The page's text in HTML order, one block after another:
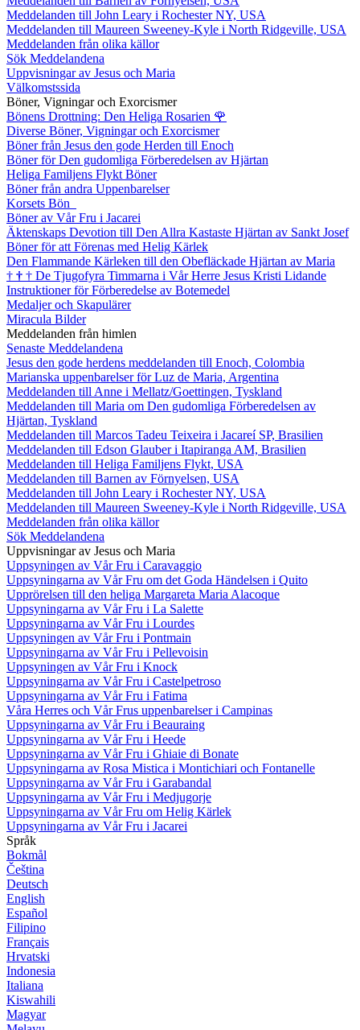
Meddelanden till John Leary i Rochester NY, USA
Meddelanden till Maureen Sweeney-Kyle i North Ridgeville, USA
Meddelanden från olika källor
Sök Meddelandena
Uppvisningar av Jesus och Maria
Välkomstssida
Böner, Vigningar och Exorcismer
Bönens Drottning: Den Heliga Rosarien 🌹
Diverse Böner, Vigningar och Exorcismer
Böner från Jesus den gode Herden till Enoch
Böner för Den gudomliga Förberedelsen av Hjärtan
Heliga Familjens Flykt Böner
Böner från andra Uppenbarelser
Korsets Bön
Böner av Vår Fru i Jacarei
Äktenskaps Devotion till Den Allra Kastaste Hjärtan av Sankt Josef
Böner för att Förenas med Helig Kärlek
Den Flammande Kärleken till den Obefläckade Hjärtan av Maria
† † † De Tjugofyra Timmarna i Vår Herre Jesus Kristi Lidande
Instruktioner för Förberedelse av Botemedel
Medaljer och Skapulärer
Miracula Bilder
Meddelanden från himlen
Senaste Meddelandena
Jesus den gode herdens meddelanden till Enoch, Colombia
Marianska uppenbarelser för Luz de Maria, Argentina
Meddelanden till Anne i Mellatz/Goettingen, Tyskland
Meddelanden till Maria om Den gudomliga Förberedelsen av
Hjärtan, Tyskland
Meddelanden till Marcos Tadeu Teixeira i Jacareí SP, Brasilien
Meddelanden till Edson Glauber i Itapiranga AM, Brasilien
Meddelanden till Heliga Familjens Flykt, USA
Meddelanden till Barnen av Förnyelsen, USA
Meddelanden till John Leary i Rochester NY, USA
Meddelanden till Maureen Sweeney-Kyle i North Ridgeville, USA
Meddelanden från olika källor
Sök Meddelandena
Uppvisningar av Jesus och Maria
Uppsyningen av Vår Fru i Caravaggio
Uppsyningarna av Vår Fru om det Goda Händelsen i Quito
Upprörelsen till den heliga Margareta Maria Alacoque
Uppsyningarna av Vår Fru i La Salette
Uppsyningarna av Vår Fru i Lourdes
Uppsyningen av Vår Fru i Pontmain
Uppsyningarna av Vår Fru i Pellevoisin
Uppsyningen av Vår Fru i Knock
Uppsyningarna av Vår Fru i Castelpetroso
Uppsyningarna av Vår Fru i Fatima
Våra Herres och Vår Frus uppenbarelser i Campinas
Uppsyningarna av Vår Fru i Beauraing
Uppsyningarna av Vår Fru i Heede
Uppsyningarna av Vår Fru i Ghiaie di Bonate
Uppsyningarna av Rosa Mistica i Montichiari och Fontanelle
Uppsyningarna av Vår Fru i Garabandal
Uppsyningarna av Vår Fru i Medjugorje
Uppsyningarna av Vår Fru om Helig Kärlek
Uppsyningarna av Vår Fru i Jacarei
Språk
Bokmål
Čeština
Deutsch
English
Español
Filipino
Français
Hrvatski
Indonesia
Italiana
Kiswahili
Magyar